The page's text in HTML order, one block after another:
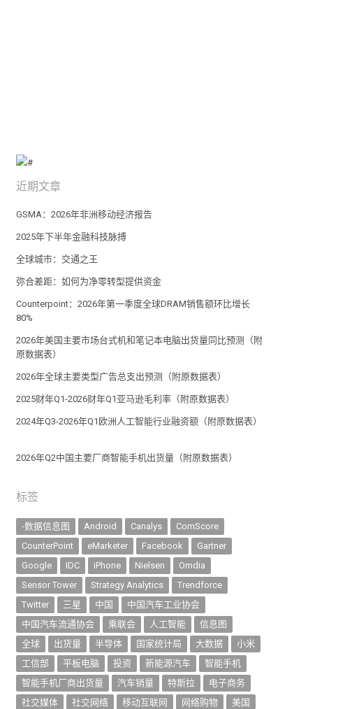
近期文章
GSMA：2026年非洲移动经济报告
2025年下半年金融科技脉搏
全球城市：交通之王
弥合差距：如何为净零转型提供资金
Counterpoint：2026年第一季度全球DRAM销售额环比增长
80%
2026年美国主要市场台式机和笔记本电脑出货量同比预测（附
原数据表） ​​​
2026年全球主要类型广告总支出预测（附原数据表） ​​​
2025财年Q1-2026财年Q1亚马逊毛利率（附原数据表） ​​​
2024年Q3-2026年Q1欧洲人工智能行业融资额（附原数据表）
2026年Q2中国主要厂商智能手机出货量（附原数据表） ​​​
标签
-数据信息图 Android Canalys
ComScore
CounterPoint
eMarketer Facebook
Gartner
Google
IDC iPhone Nielsen
Omdia
Sensor Tower
Strategy Analytics
Trendforce
Twitter
三星 中国
中国汽车工业协会
中国汽车流通协会
乘联会 人工智能
信息图
全球
出货量 半导体 国家统计局 大数据
小米
工信部
平板电脑 投资 新能源汽车
智能手机
智能手机厂商出货量
汽车销量 特斯拉
电子商务
社交媒体
社交网络 移动互联网 网络购物
美国